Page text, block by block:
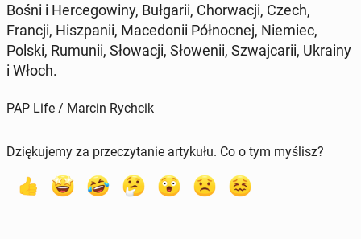
Bośni i Her­ce­go­wi­ny, Buł­ga­rii, Chor­wa­cji, Czech,
Francji, Hisz­pa­nii, Ma­ce­do­nii Pół­noc­nej, Niemiec,
Polski, Rumunii, Sło­wa­cji, Sło­we­nii, Szwaj­ca­rii, Ukrainy
i Włoch.
PAP Life / Marcin Rychcik
Dziękujemy za przeczytanie artykułu. Co o tym myślisz?